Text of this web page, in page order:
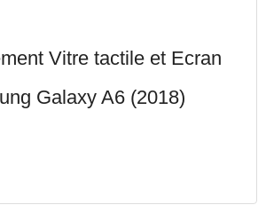
Vitre tactile et Ecran
Galaxy A6 (2018)